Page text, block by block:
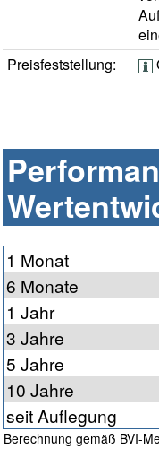
Preisfeststellung:
1 Monat
6 Monate
1 Jahr
3 Jahre
5 Jahre
10 Jahre
seit Auflegung
Berechnung gemäß BVI-